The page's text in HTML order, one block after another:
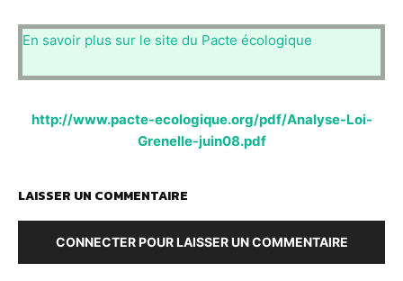
En savoir plus sur le site du Pacte écologique
http://www.pacte-ecologique.org/pdf/Analyse-Loi-
Grenelle-juin08.pdf
LAISSER UN COMMENTAIRE
CONNECTER POUR LAISSER UN COMMENTAIRE